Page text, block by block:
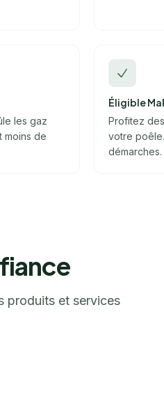
les gaz
moins de
Éligible
Profitez
votre
démarches.
produits et services